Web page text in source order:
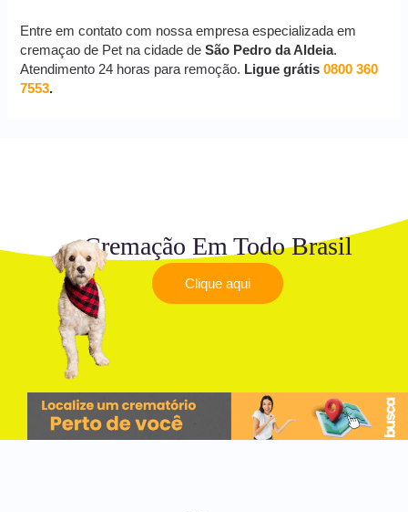
Entre em contato com nossa empresa especializada em
cremaçao de Pet na cidade deSão Pedro da Aldeia.
Atendimento 24 horas para remoção. Ligue grátis0800 360
7553.
Cremação Em Todo Brasil
Clique aqui